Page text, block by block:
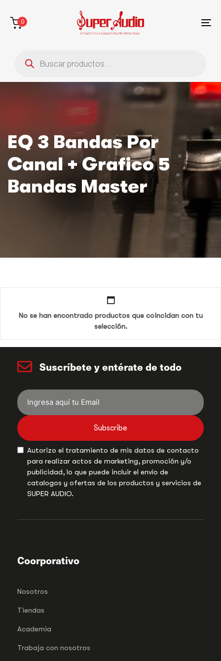
enlaces
contenido
0
productos
EQ 3 Bandas Por
Canal + Grafico 5
Bandas Master
No se han encontrado productos que coincidan con tu
selección.
Suscríbete y entérate de todo
Subscribe
Autorizo el tratamiento de mis datos de contacto
para realizar actos de marketing, promoción y/o
publicidad, lo que puede incluir el envío de
catalogos y ofertas de los productos y servicios de
SUPER AUDIO.
Coorporativo
Nosotros
Tiendas
Academia
Trabaja con nosotros